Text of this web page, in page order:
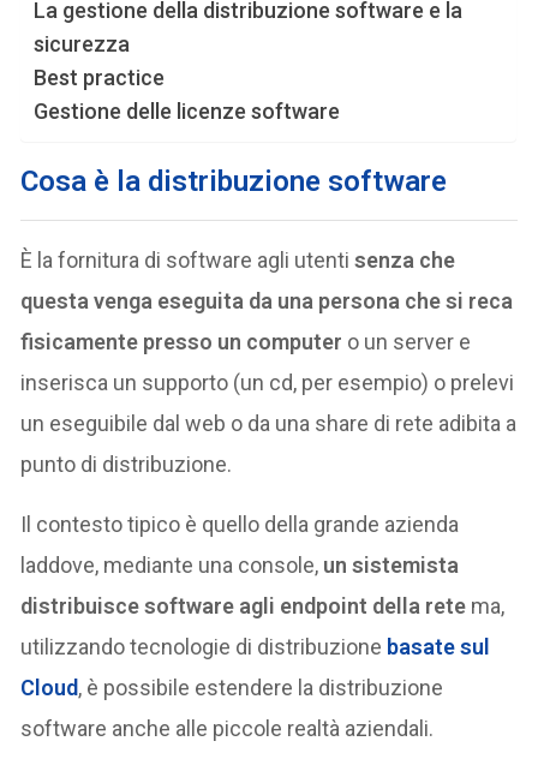
La gestione della distribuzione software e la
sicurezza
Best practice
Gestione delle licenze software
Cosa è la distribuzione software
È la fornitura di software agli utentisenza che
questa venga eseguita da una persona che si reca
fisicamente presso un computer o un server e
inserisca un supporto (un cd, per esempio) o prelevi
un eseguibile dal web o da una share di rete adibita a
punto di distribuzione.
Il contesto tipico è quello della grande azienda
laddove, mediante una console, un sistemista
distribuisce software agli endpoint della rete ma,
utilizzando tecnologie di distribuzione basate sul
Cloud, è possibile estendere la distribuzione
software anche alle piccole realtà aziendali.